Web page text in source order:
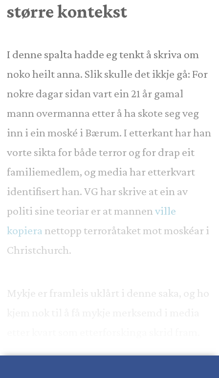
større kontekst
I denne spalta hadde eg tenkt å skriva om
noko heilt anna. Slik skulle det ikkje gå: For
nokre dagar sidan vart ein 21 år gamal
mann overmanna etter å ha skote seg veg
inn i ein moské i Bærum. I etterkant har han
vorte sikta for både terror og for drap eit
familiemedlem, og media har etterkvart
identifisert han. VG har skrive at ein av
politi sine teoriar er at mannenville
kopiera nettopp terroråtaket mot moskéar i
Christchurch.
Mykje er framleis uklårt i denne saka, og ho